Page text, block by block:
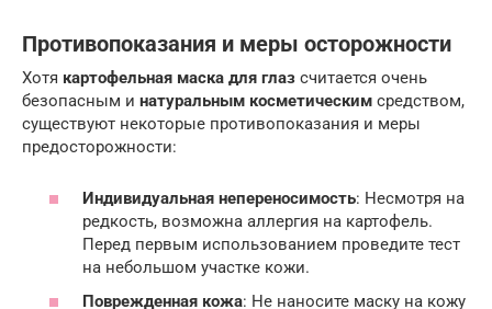
Противопоказания и меры осторожности
Хотя картофельная маска для глаз считается очень
безопасным и натуральным косметическим средством,
существуют некоторые противопоказания и меры
предосторожности:
Индивидуальная непереносимость: Несмотря на
редкость, возможна аллергия на картофель.
Перед первым использованием проведите тест
на небольшом участке кожи.
Поврежденная кожа: Не наносите маску на кожу